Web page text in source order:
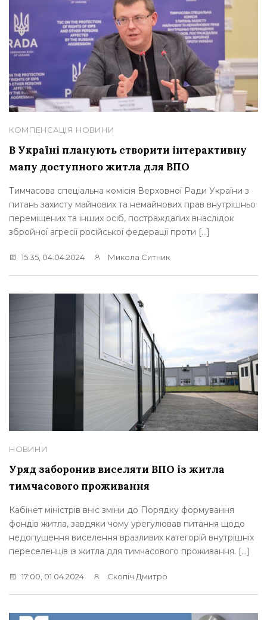
КОМПЕНСАЦІЯ НОВИНИ
В Україні планують створити інтерактивну
мапу доступного житла для ВПО
Тимчасова спеціальна комісія Верховної Ради України з
питань захисту майнових та немайнових прав внутрішньо
переміщених та інших осіб, постраждалих внаслідок
збройної агресії російської федерації проти […]
15:35, 04.04.2024 Микола Ситник
НОВИНИ
Уряд заборонив виселяти ВПО із житла
тимчасового проживання
Кабінет міністрів вніс зміни до Порядку формування
фондів житла, завдяки чому урегулював питання щодо
недопущення виселення вразливих категорій внутрішніх
переселенців із житла для тимчасового проживання. […]
17:00, 01.04.2024 Скопіч Дмитро